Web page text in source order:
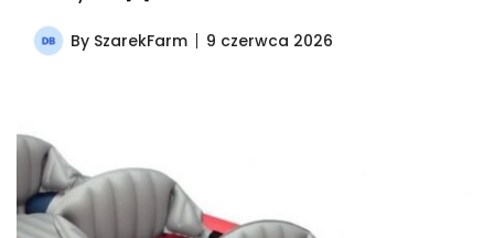
By SzarekFarm 9 czerwca 2026